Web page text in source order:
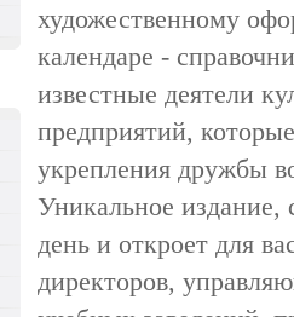
художественному
календаре -
известные деятели
предприятий,
укрепления дружбы
Уникальное издание,
день и откроет для
директоров,